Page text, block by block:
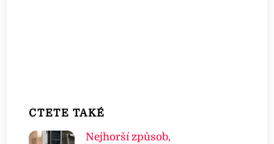
ČTETE TAKÉ
Nejhorší způsob,